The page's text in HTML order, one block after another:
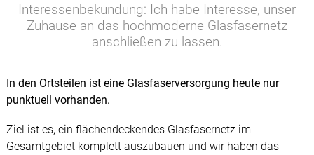
Interessenbekundung: Ich habe Interesse, unser
Zuhause an das hochmoderne Glasfasernetz
anschließen zu lassen.
In den Ortsteilen ist eine Glasfaserversorgung heute nur
punktuell vorhanden.
Ziel ist es, ein flächendeckendes Glasfasernetz im
Gesamtgebiet komplett auszubauen und wir haben das